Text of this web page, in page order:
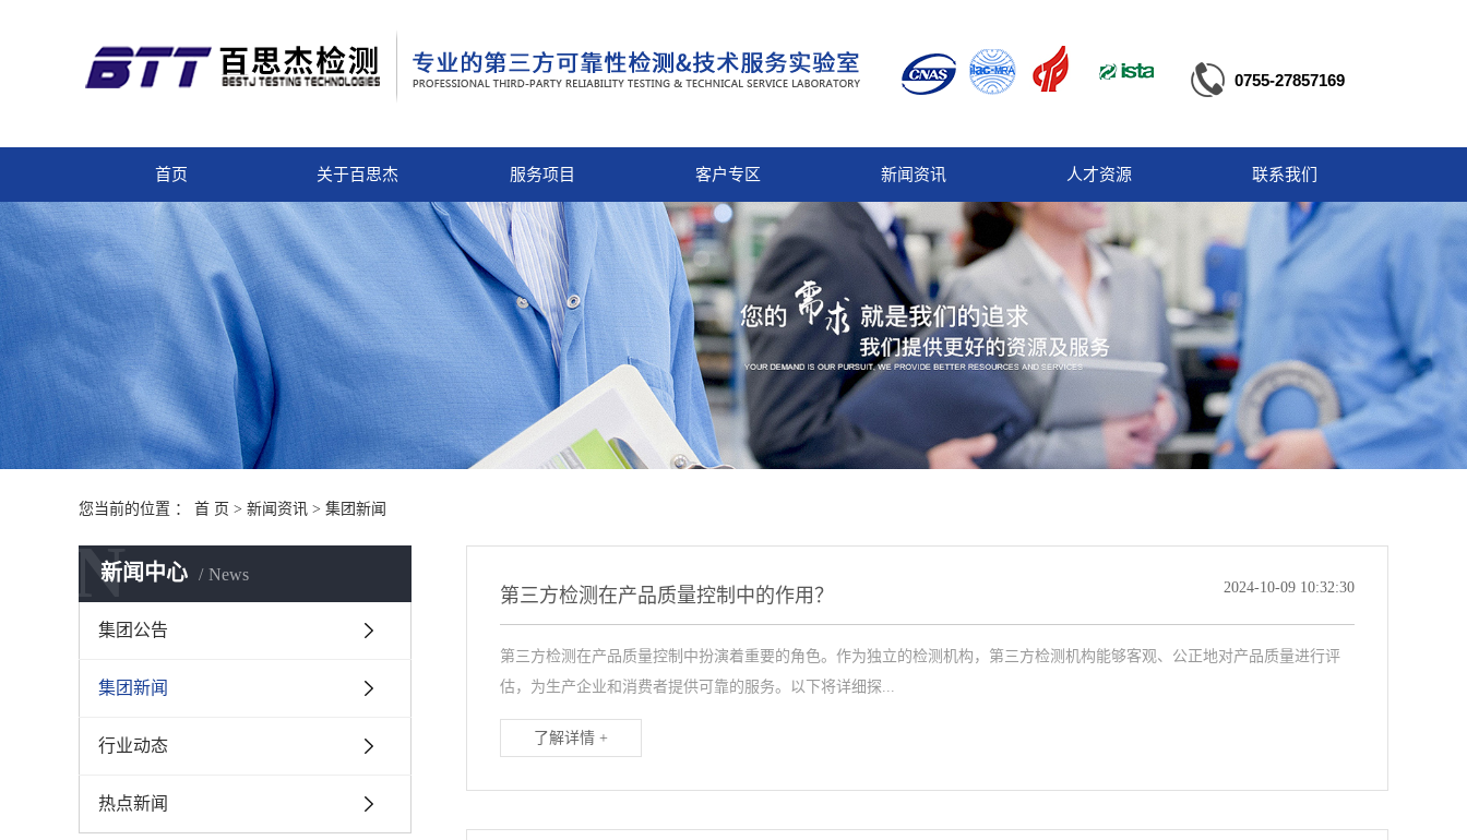
0755-27857169
首页 关于百思杰 服务项目 客户专区 新闻资讯 人才资源 联系我们
您当前的位置 ： 首 页 > 新闻资讯 > 集团新闻
新闻中心 News
N
集团公告
集团新闻
行业动态
热点新闻
第三方检测在产品质量控制中的作用？ 2024-10-09 10:32:30
第三方检测在产品质量控制中扮演着重要的角色。作为独立的检测机构，第三方检测机构能够客观、公正地对产品质量进行评
估，为生产企业和消费者提供可靠的服务。以下将详细探...
了解详情 +